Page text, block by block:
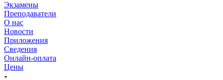
Экзамены
Преподаватели
О нас
Новости
Приложения
Сведения
Онлайн-оплата
Цены